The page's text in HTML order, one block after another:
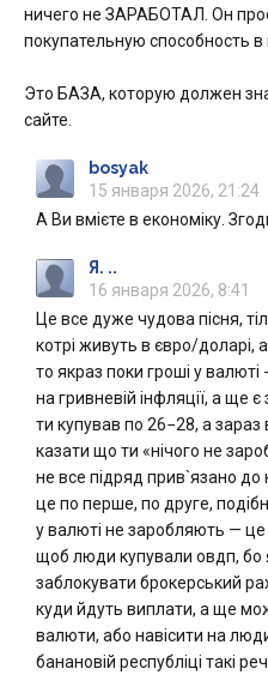
ничего не ЗАРАБОТАЛ. Он
покупательную способность в
Это БАЗА, которую должен
сайте.
bosyak
15 января 2026, 21:24
А Ви вмієте в економіку.
Я. ..
16 января 2026, 8:41
Це все дуже чудова пісня,
котрі живуть в євро/доларі,
то якраз поки гроші у
на гривневій інфляції, а ще
ти купував по 26−28, а
казати що ти «нічого не
не все підряд прив`язано до
це по перше, по друге,
у валюті не заробляють — це
щоб люди купували овдп,
заблокувати брокерський
куди йдуть виплати, а ще
валюти, або навісити на
банановій республіці такі